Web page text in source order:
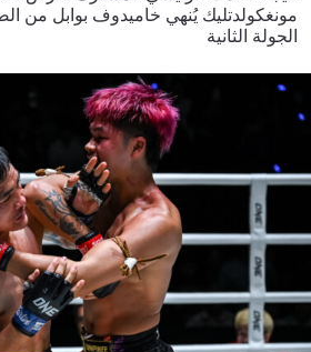
مونغكولدتليك يُنهي خاميدوف بوابل من
الجولة الثانية